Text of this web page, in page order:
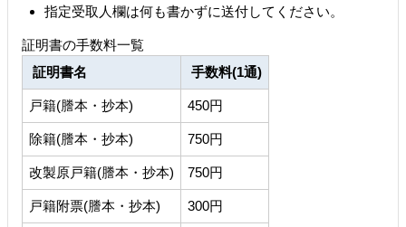
指定受取人欄は何も書かずに送付してください。
証明書の手数料一覧
証明書名
手数料(1通)
戸籍(謄本・抄本) 450円
除籍(謄本・抄本) 750円
改製原戸籍(謄本・抄本) 750円
戸籍附票(謄本・抄本) 300円